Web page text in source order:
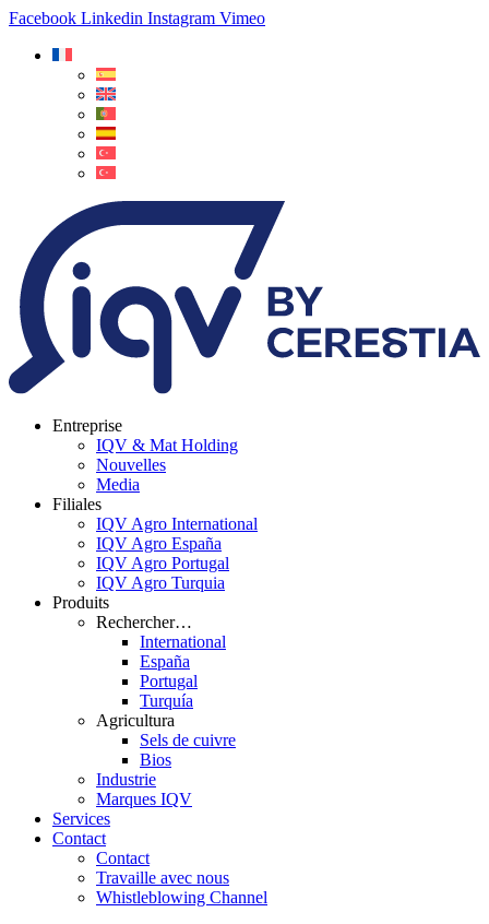
Facebook Linkedin Instagram Vimeo
Entreprise
IQV & Mat Holding
Nouvelles
Media
Filiales
IQV Agro International
IQV Agro España
IQV Agro Portugal
IQV Agro Turquia
Produits
Rechercher…
International
España
Portugal
Turquía
Agricultura
Sels de cuivre
Bios
Industrie
Marques IQV
Services
Contact
Contact
Travaille avec nous
Whistleblowing Channel